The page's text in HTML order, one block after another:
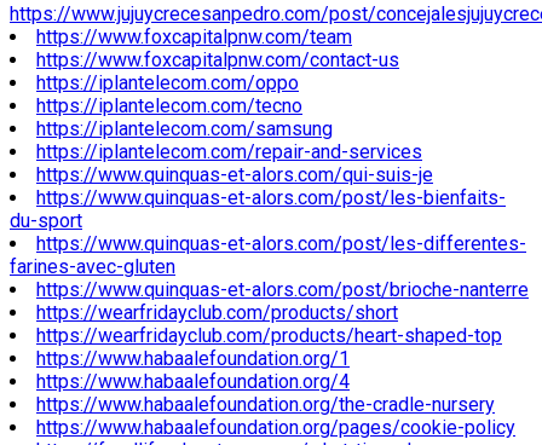
https://www.jujuycrecesanpedro.com/post/
https://www.foxcapitalpnw.com/team
https://www.foxcapitalpnw.com/contact-us
https://iplantelecom.com/oppo
https://iplantelecom.com/tecno
https://iplantelecom.com/samsung
https://iplantelecom.com/repair-and-services
https://www.quinquas-et-alors.com/qui-suis-je
https://www.quinquas-et-alors.com/post/les-bienfaits-
du-sport
https://www.quinquas-et-alors.com/post/les-differentes-
farines-avec-gluten
https://www.quinquas-et-alors.com/post/brioche-nanterre
https://wearfridayclub.com/products/short
https://wearfridayclub.com/products/heart-shaped-top
https://www.habaalefoundation.org/1
https://www.habaalefoundation.org/4
https://www.habaalefoundation.org/the-cradle-nursery
https://www.habaalefoundation.org/pages/cookie-policy